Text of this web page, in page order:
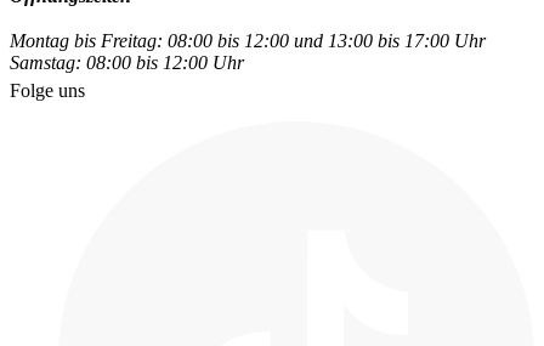
Montag bis Freitag: 08:00 bis 12:00 und 13:00 bis 17:00 Uhr
Samstag: 08:00 bis 12:00 Uhr
Folge uns